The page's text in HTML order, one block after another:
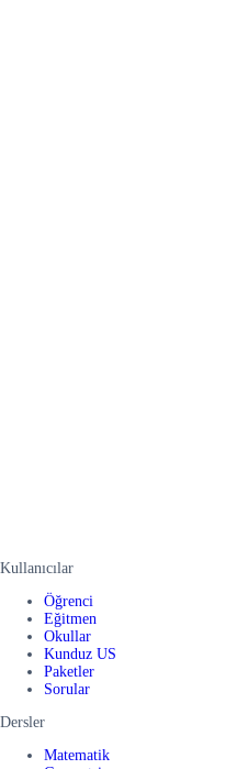
Kullanıcılar
Öğrenci
Eğitmen
Okullar
Kunduz US
Paketler
Sorular
Dersler
Matematik